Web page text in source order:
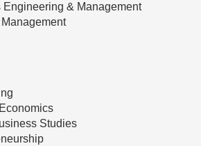
Engineering & Management
Studies